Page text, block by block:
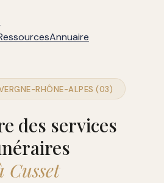
Annuaire
RHÔNE-ALPES (03)
des services
Cusset